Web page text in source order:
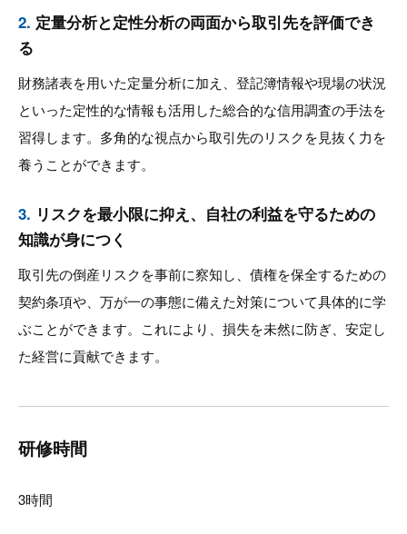
2. 定量分析と定性分析の両面から取引先を評価でき
る
財務諸表を用いた定量分析に加え、登記簿情報や現場の状況
といった定性的な情報も活用した総合的な信用調査の手法を
習得します。多角的な視点から取引先のリスクを見抜く力を
養うことができます。
3. リスクを最小限に抑え、自社の利益を守るための
知識が身につく
取引先の倒産リスクを事前に察知し、債権を保全するための
契約条項や、万が一の事態に備えた対策について具体的に学
ぶことができます。これにより、損失を未然に防ぎ、安定し
た経営に貢献できます。
研修時間
3時間